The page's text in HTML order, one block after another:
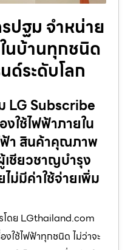
ปฐม จำหน่าย
นบ้านทุกชนิด
ระดับโลก
LG Subscribe
ใช้ไฟฟ้าภายใน
ฟ้า สินค้าคุณภาพ
เชียวชาญบำรุง
ม่มีค่าใช้จ่ายเพิ่ม
โดย LGthailand.com
งใช้ไฟฟ้าทุกชนิด ไม่ว่าจะ